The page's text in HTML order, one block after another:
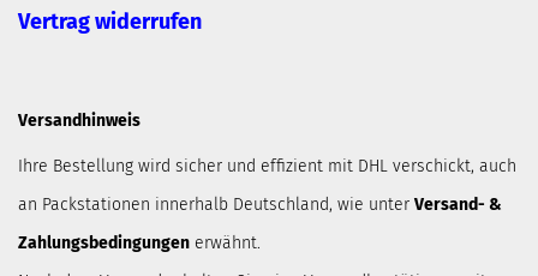
Vertrag widerrufen
Versandhinweis
Ihre Bestellung wird sicher und effizient mit DHL verschickt, auch
an Packstationen innerhalb Deutschland, wie unter Versand- &
Zahlungsbedingungen erwähnt.